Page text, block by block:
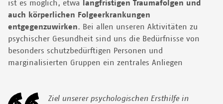
ist es möglich, etwa
langfristigen Traumafolgen und
auch körperlichen Folgeerkrankungen
entgegenzuwirken. Bei allen unseren Aktivitäten zu
psychischer Gesundheit sind uns die Bedürfnisse von
besonders schutzbedürftigen Personen und
marginalisierten Gruppen ein zentrales Anliegen
Ziel unserer psychologischen Ersthilfe in